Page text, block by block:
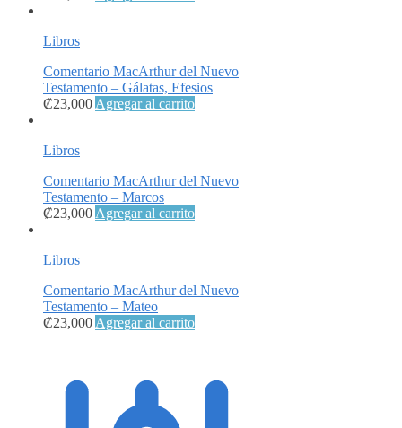
Libros
Comentario MacArthur del Nuevo
Testamento – Gálatas, Efesios
₡23,000 Agregar al carrito
Libros
Comentario MacArthur del Nuevo
Testamento – Marcos
₡23,000 Agregar al carrito
Libros
Comentario MacArthur del Nuevo
Testamento – Mateo
₡23,000 Agregar al carrito